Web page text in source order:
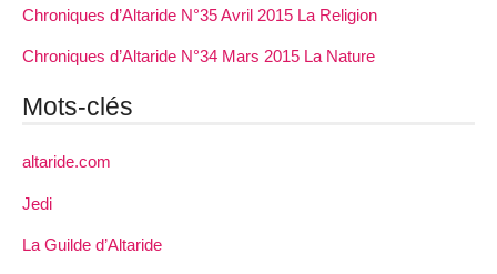
Chroniques d’Altaride N°35 Avril 2015 La Religion
Chroniques d’Altaride N°34 Mars 2015 La Nature
Mots-clés
altaride.com
Jedi
La Guilde d’Altaride